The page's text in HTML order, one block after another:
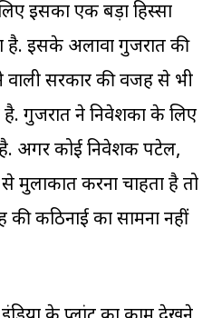
इसका एक बड़ा हिस्सा
है. इसके अलावा गुजरात की
वाली सरकार की वजह से भी
है. गुजरात ने निवेशकों के लिए
अगर कोई निवेशक पटेल,
से मुलाकात करना चाहता है तो
कठिनाई का सामना नहीं